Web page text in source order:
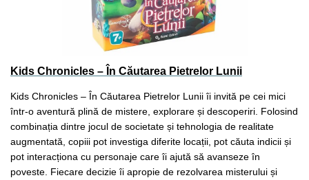
Kids Chronicles – În Căutarea Pietrelor Lunii
Kids Chronicles – În Căutarea Pietrelor Lunii îi invită pe cei mici
într-o aventură plină de mistere, explorare și descoperiri. Folosind
combinația dintre jocul de societate și tehnologia de realitate
augmentată, copiii pot investiga diferite locații, pot căuta indicii și
pot interacționa cu personaje care îi ajută să avanseze în
poveste. Fiecare decizie îi apropie de rezolvarea misterului și